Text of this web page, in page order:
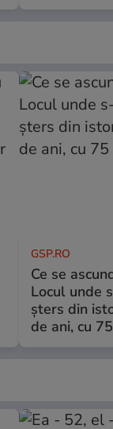
GSP.RO
Ce se
Locul unde
șters din
de ani, cu